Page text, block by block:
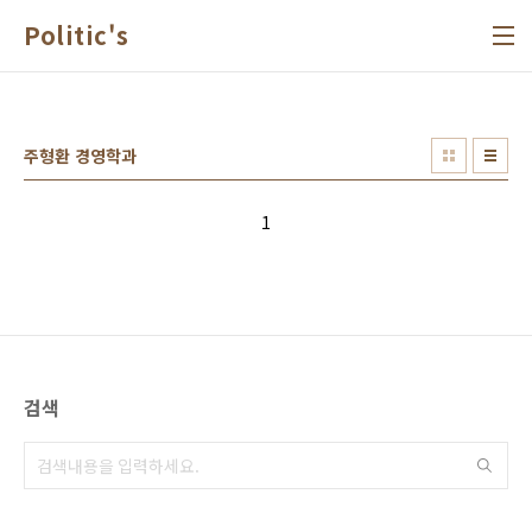
Politic's
주형환 경영학과
1
검색